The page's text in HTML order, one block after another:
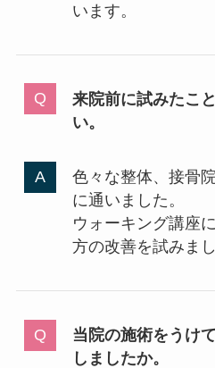
います。
来院前に試みたこ
い。
色々な整体、接骨
に通いました。
ウォーキング講座
方の改善を試みまし
当院の施術をうけ
しましたか。